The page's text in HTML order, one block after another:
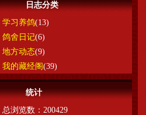
日志分类
学习养鸽(13)
鸽舍日记(6)
地方动态(9)
我的藏经阁(39)
统计
总浏览数：200429